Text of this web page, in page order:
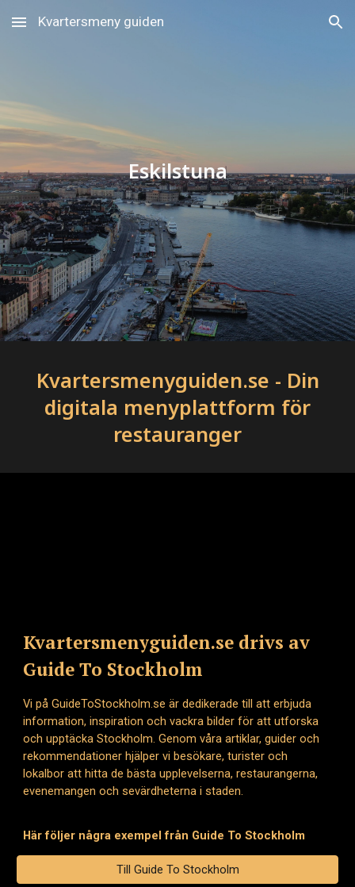
Skip to main content Skip to navigation
Kvartersmeny guiden
Eskilstuna
Kvartersmenyguiden.se - Din
digitala menyplattform för
restauranger
Kvartersmenyguiden.se drivs av
Guide To Stockholm
Vi på GuideToStockholm.se är dedikerade till att erbjuda
information, inspiration och vackra bilder för att utforska
och upptäcka Stockholm. Genom våra artiklar, guider och
rekommendationer hjälper vi besökare, turister och
lokalbor att hitta de bästa upplevelserna, restaurangerna,
evenemangen och sevärdheterna i staden.
Här följer några exempel från Guide To Stockholm
Till Guide To Stockholm